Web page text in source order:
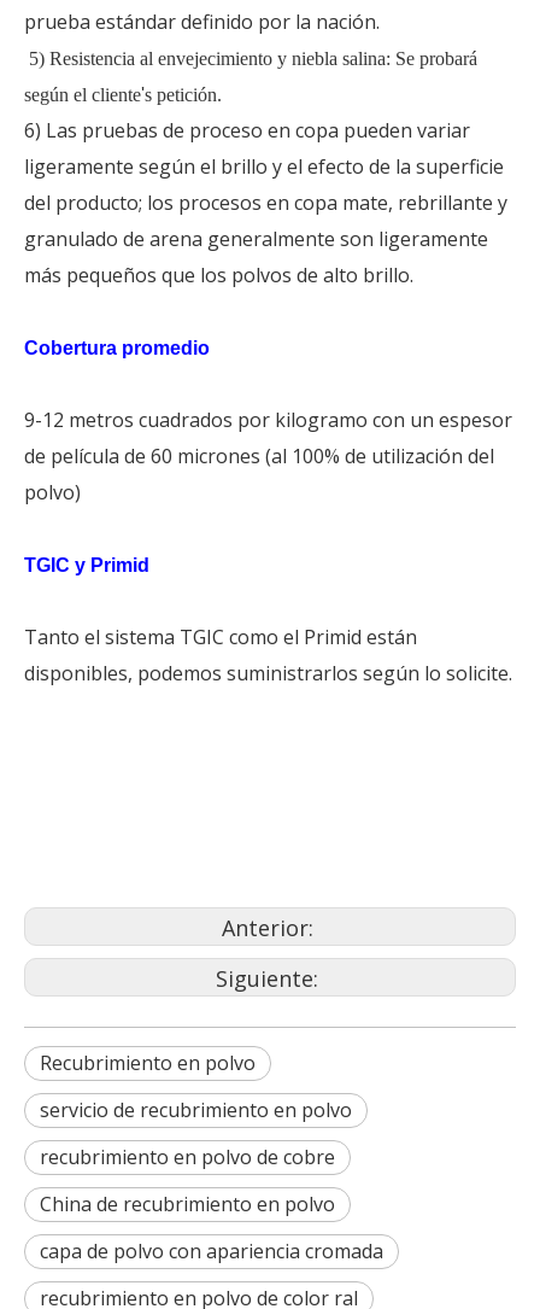
prueba estándar definido por la nación.
5) Resistencia al envejecimiento y niebla salina: Se probará
según el cliente's petición.
6) Las pruebas de proceso en copa pueden variar
ligeramente según el brillo y el efecto de la superficie
del producto; los procesos en copa mate, rebrillante y
granulado de arena generalmente son ligeramente
más pequeños que los polvos de alto brillo.
Cobertura promedio
9-12 metros cuadrados por kilogramo con un espesor
de película de 60 micrones (al 100% de utilización del
polvo)
TGIC y Primid
Tanto el sistema TGIC como el Primid están
disponibles, podemos suministrarlos según lo solicite.
Anterior:
Siguiente:
Recubrimiento en polvo
servicio de recubrimiento en polvo
recubrimiento en polvo de cobre
China de recubrimiento en polvo
capa de polvo con apariencia cromada
recubrimiento en polvo de color ral